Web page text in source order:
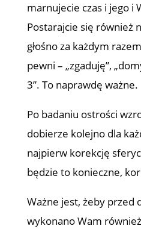
marnujecie czas i jego i
Postarajcie się również
głośno za każdym
pewni – „zgaduję”,
3”. To naprawdę ważne.
Po badaniu ostrości
dobierze kolejno dla
najpierw korekcję
będzie to konieczne,
Ważne jest, żeby przed
wykonano Wam